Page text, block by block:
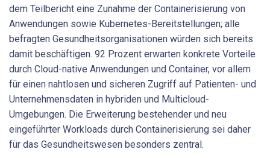
dem Teilbericht eine Zunahme der Containerisierung von
Anwendungen sowie Kubernetes-Bereitstellungen; alle
befragten Gesundheitsorganisationen würden sich bereits
damit beschäftigen. 92 Prozent erwarten konkrete Vorteile
durch Cloud-native Anwendungen und Container, vor allem
für einen nahtlosen und sicheren Zugriff auf Patienten- und
Unternehmensdaten in hybriden und Multicloud-
Umgebungen. Die Erweiterung bestehender und neu
eingeführter Workloads durch Containerisierung sei daher
für das Gesundheitswesen besonders zentral.